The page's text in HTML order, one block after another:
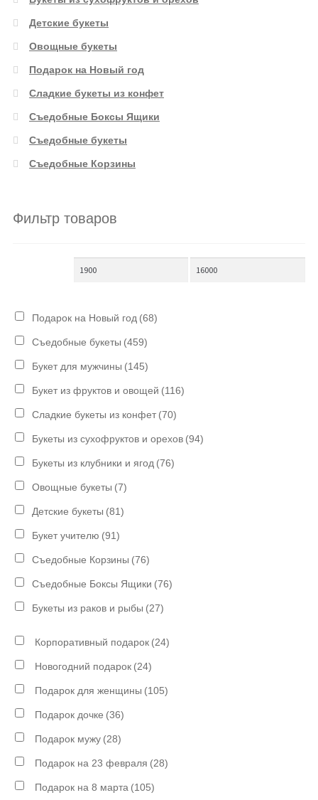
Детские букеты
Овощные букеты
Подарок на Новый год
Сладкие букеты из конфет
Съедобные Боксы Ящики
Съедобные букеты
Съедобные Корзины
Фильтр товаров
Подарок на Новый год (68)
Съедобные букеты (459)
Букет для мужчины (145)
Букет из фруктов и овощей (116)
Сладкие букеты из конфет (70)
Букеты из сухофруктов и орехов (94)
Букеты из клубники и ягод (76)
Овощные букеты (7)
Детские букеты (81)
Букет учителю (91)
Съедобные Корзины (76)
Съедобные Боксы Ящики (76)
Букеты из раков и рыбы (27)
Корпоративный подарок (24)
Новогодний подарок (24)
Подарок для женщины (105)
Подарок дочке (36)
Подарок мужу (28)
Подарок на 23 февраля (28)
Подарок на 8 марта (105)